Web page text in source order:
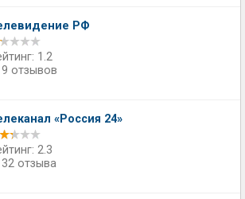
РФ
1.2
отзывов
«Россия 24»
2.3
отзыва